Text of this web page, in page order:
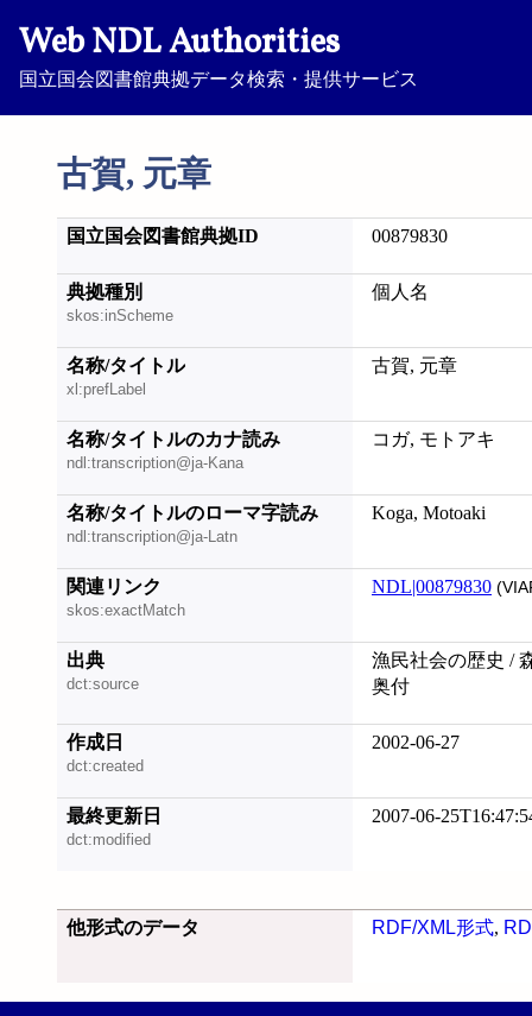
Web NDL Authorities
国立国会図書館典拠データ検索・提供サービス
古賀, 元章
国立国会図書館典拠ID 00879830
典拠種別
skos:inScheme
個人名
名称/タイトル
xl:prefLabel
古賀, 元章
名称/タイトルのカナ読み
ndl:transcription@ja-Kana
コガ, モトアキ
名称/タイトルのローマ字読み
ndl:transcription@ja-Latn
Koga, Motoaki
関連リンク
skos:exactMatch
NDL|00879830
出典
dct:source
漁民社会の歴史 /
奥付
作成日
dct:created
2002-06-27
最終更新日
dct:modified
2007-06-
他形式のデータ RDF/XML形式,